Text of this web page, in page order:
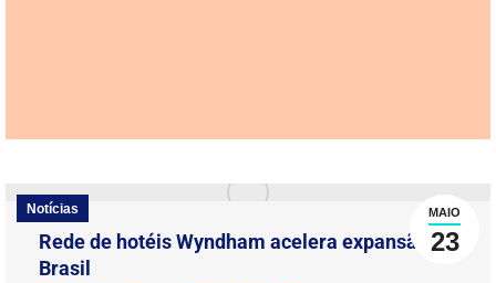
MAIO
23
Notícias
Rede de hotéis Wyndham acelera expansão no
Brasil